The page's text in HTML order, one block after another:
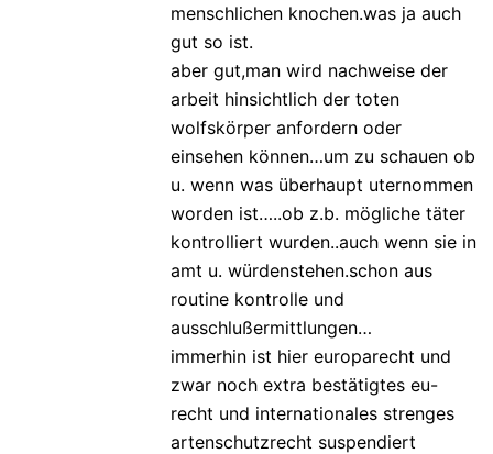
menschlichen knochen.was ja auch
gut so ist.
aber gut,man wird nachweise der
arbeit hinsichtlich der toten
wolfskörper anfordern oder
einsehen können…um zu schauen ob
u. wenn was überhaupt uternommen
worden ist…..ob z.b. mögliche täter
kontrolliert wurden..auch wenn sie in
amt u. würdenstehen.schon aus
routine kontrolle und
ausschlußermittlungen…
immerhin ist hier europarecht und
zwar noch extra bestätigtes eu-
recht und internationales strenges
artenschutzrecht suspendiert